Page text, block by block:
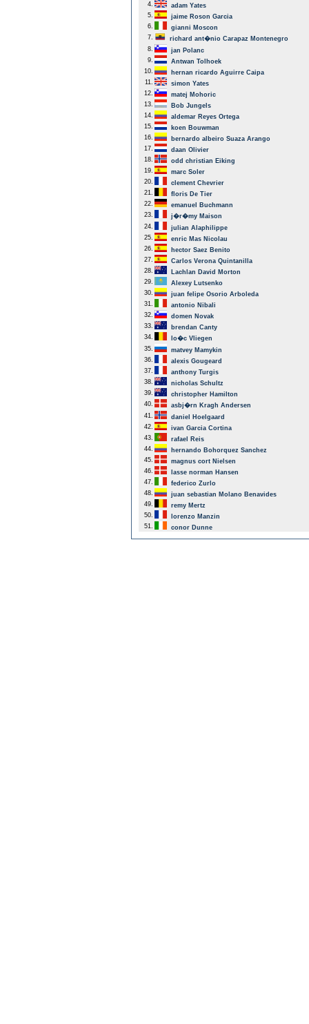
4.
adam Yates
5.
jaime Roson Garcia
6.
gianni Moscon
7.
richard ant�nio Carapaz Montenegro
8.
jan Polanc
9.
Antwan Tolhoek
10.
hernan ricardo Aguirre Caipa
11.
simon Yates
12.
matej Mohoric
13.
Bob Jungels
14.
aldemar Reyes Ortega
15.
koen Bouwman
16.
bernardo albeiro Suaza Arango
17.
daan Olivier
18.
odd christian Eiking
19.
marc Soler
20.
clement Chevrier
21.
floris De Tier
22.
emanuel Buchmann
23.
j�r�my Maison
24.
julian Alaphilippe
25.
enric Mas Nicolau
26.
hector Saez Benito
27.
Carlos Verona Quintanilla
28.
Lachlan David Morton
29.
Alexey Lutsenko
30.
juan felipe Osorio Arboleda
31.
antonio Nibali
32.
domen Novak
33.
brendan Canty
34.
lo�c Vliegen
35.
matvey Mamykin
36.
alexis Gougeard
37.
anthony Turgis
38.
nicholas Schultz
39.
christopher Hamilton
40.
asbj�rn Kragh Andersen
41.
daniel Hoelgaard
42.
ivan Garcia Cortina
43.
rafael Reis
44.
hernando Bohorquez Sanchez
45.
magnus cort Nielsen
46.
lasse norman Hansen
47.
federico Zurlo
48.
juan sebastian Molano Benavides
49.
remy Mertz
50.
lorenzo Manzin
51.
conor Dunne